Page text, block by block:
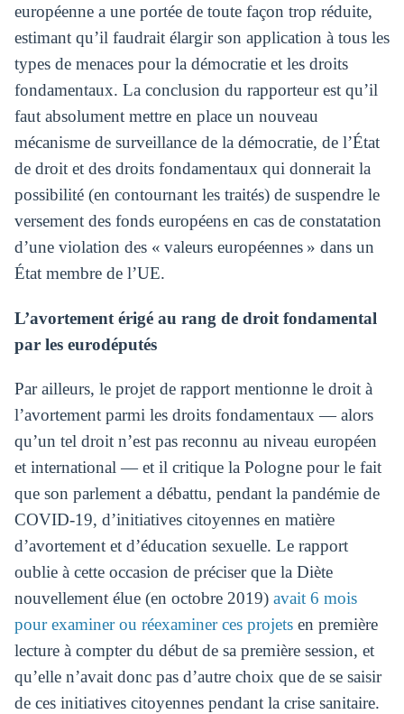
européenne a une portée de toute façon trop réduite,
estimant qu’il faudrait élargir son application à tous les
types de menaces pour la démocratie et les droits
fondamentaux. La conclusion du rapporteur est qu’il
faut absolument mettre en place un nouveau
mécanisme de surveillance de la démocratie, de l’État
de droit et des droits fondamentaux qui donnerait la
possibilité (en contournant les traités) de suspendre le
versement des fonds européens en cas de constatation
d’une violation des « valeurs européennes » dans un
État membre de l’UE.
L’avortement érigé au rang de droit fondamental
par les eurodéputés
Par ailleurs, le projet de rapport mentionne le droit à
l’avortement parmi les droits fondamentaux — alors
qu’un tel droit n’est pas reconnu au niveau européen
et international — et il critique la Pologne pour le fait
que son parlement a débattu, pendant la pandémie de
COVID-19, d’initiatives citoyennes en matière
d’avortement et d’éducation sexuelle. Le rapport
oublie à cette occasion de préciser que la Diète
nouvellement élue (en octobre 2019) avait 6 mois
pour examiner ou réexaminer ces projetsen première
lecture à compter du début de sa première session, et
qu’elle n’avait donc pas d’autre choix que de se saisir
de ces initiatives citoyennes pendant la crise sanitaire.